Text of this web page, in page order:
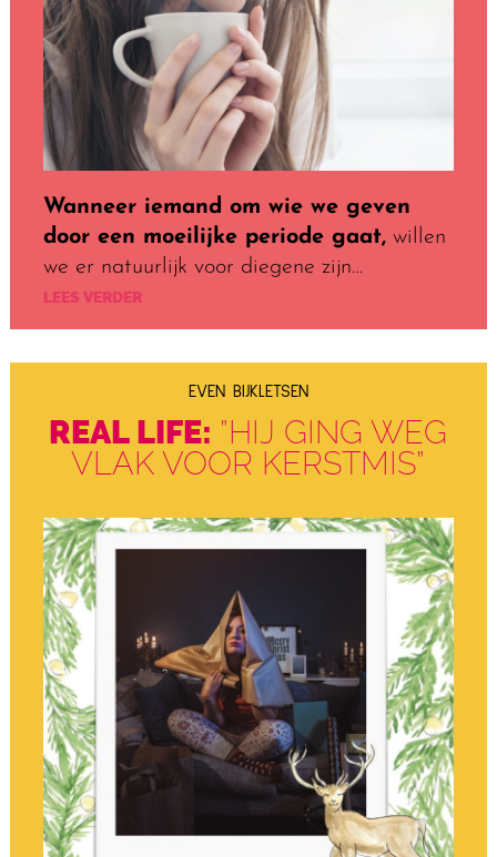
Wanneer iemand om wie we geven
door een moeilijke periode gaat,willen
we er natuurlijk voor diegene zijn…
LEES VERDER
EVEN BIJKLETSEN
REAL LIFE: ”HIJ GING WEG
VLAK VOOR KERSTMIS”